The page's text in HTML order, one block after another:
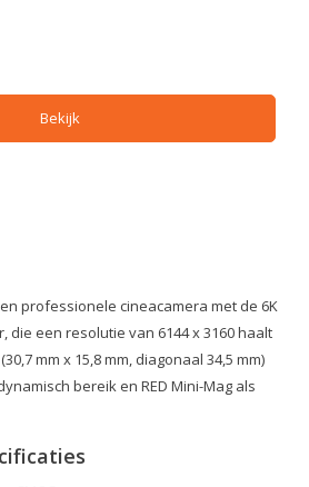
Bekijk
professionele cineacamera met de 6K
die een resolutie van 6144 x 3160 haalt
mm x 15,8 mm, diagonaal 34,5 mm)
bereik en RED Mini-Mag als